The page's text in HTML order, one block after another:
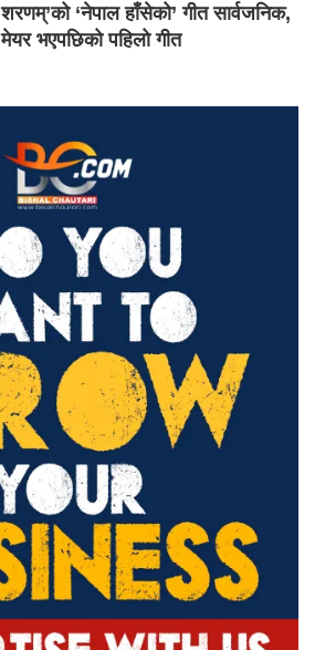
शरणम्’को ‘नेपाल हाँसेको’ गीत सार्वजनिक,
मेयर भएपछिको पहिलो गीत